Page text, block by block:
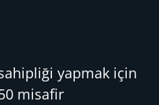
yapmak için
misafir